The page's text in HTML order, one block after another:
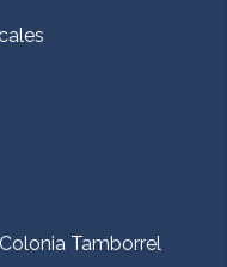
Tamborrel